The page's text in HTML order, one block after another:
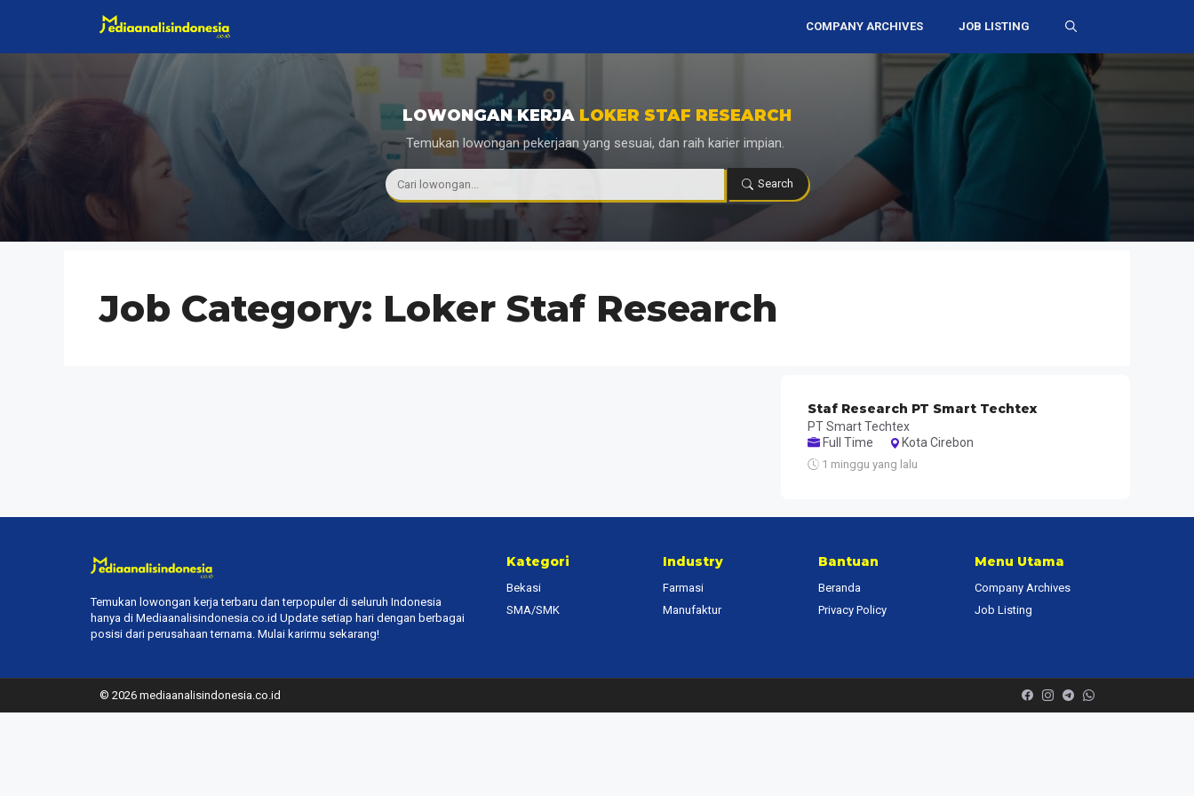
COMPANY ARCHIVES JOB LISTING
LOWONGAN KERJA LOKER STAF RESEARCH
Temukan lowongan pekerjaan yang sesuai, dan raih karier impian.
Search
Job Category: Loker Staf Research
Staf Research PT Smart Techtex
PT Smart Techtex
Full Time
Kota Cirebon
1 minggu yang lalu
Temukan lowongan kerja terbaru dan terpopuler di seluruh Indonesia
hanya di Mediaanalisindonesia.co.id Update setiap hari dengan berbagai
posisi dari perusahaan ternama. Mulai karirmu sekarang!
Kategori
Bekasi
SMA/SMK
Industry
Farmasi
Manufaktur
Bantuan
Beranda
Privacy Policy
Menu Utama
Company Archives
Job Listing
© 2026 mediaanalisindonesia.co.id